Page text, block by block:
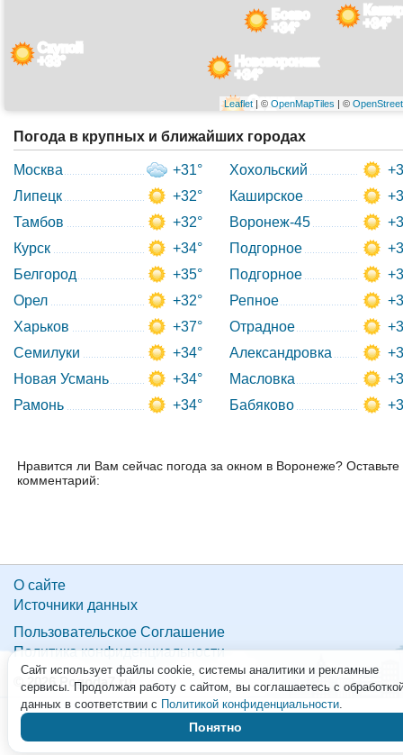
+34°
Скупой
+33°
Нововоронеж
+34°
Осинки
+34°
Боево
+34°
Leaflet | ©OpenMapTiles | ©
Погода в крупных и ближайших городах
Москва
+31°
Липецк
+32°
Тамбов
+32°
Курск
+34°
Белгород
+35°
Орел
+32°
Харьков
+37°
Семилуки
+34°
Новая Усмань
+34°
Рамонь
+34°
Хохольский
Каширское
Воронеж-45
Подгорное
Подгорное
Репное
Отрадное
Александровка
Масловка
Бабяково
Нравится ли Вам сейчас погода за окном в Воронеже? Оставьте
комментарий:
О сайте
Источники данных
Пользовательское Соглашение
Политика конфиденциальности
© 2026 Pogoda7.ru
Сайт использует файлы cookie, системы аналитики и рекламные
сервисы. Продолжая работу с сайтом, вы соглашаетесь с
данных в соответствии с Политикой конфиденциальности.
Понятно